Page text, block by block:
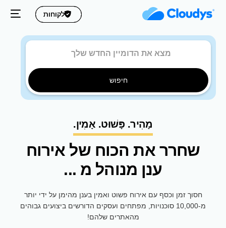
לקוחות
לקוחות
חיפוש
מָהִיר. פָּשׁוּט. אָמִין.
שחרר את הכוח של אירוח
ענן מנוהל מ ...
חסוך זמן וכסף עם אירוח פשוט ואמין בענן מהימן על ידי יותר
מ-10,000 סוכנויות, מפתחים ועסקים הדורשים ביצועים גבוהים
מהאתרים שלהם!